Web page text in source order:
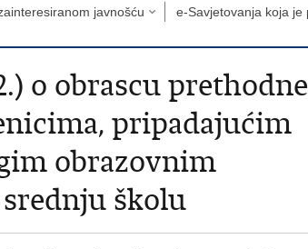
javnošću e-Savjetovanja koja je
o obrascu prethodne
pripadajućim
obrazovnim
školu